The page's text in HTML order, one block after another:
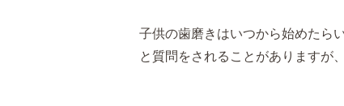
子供の歯磨きはいつから始めたら
と質問をされることがありますが